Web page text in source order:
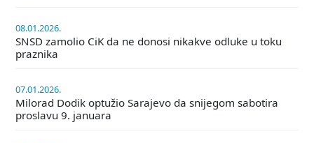
08.01.2026.
SNSD zamolio CiK da ne donosi nikakve odluke u toku
praznika
07.01.2026.
Milorad Dodik optužio Sarajevo da snijegom sabotira
proslavu 9. januara